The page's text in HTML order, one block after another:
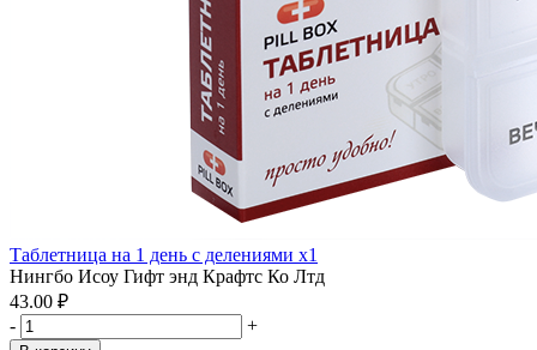
Таблетница на 1 день с делениями x1
Нингбо Исоу Гифт энд Крафтс Ко Лтд
43.00 ₽
-
+